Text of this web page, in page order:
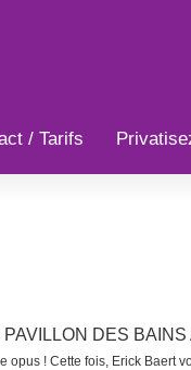
/ Tarifs
DES
! Cette fois, Erick Baert